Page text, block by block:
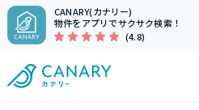
CANARY(カナリー)
物件をアプリでサクサク検索！
(4.8)